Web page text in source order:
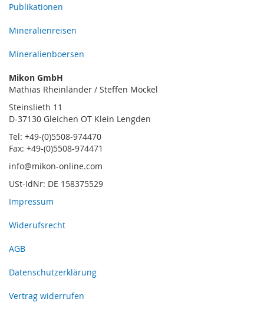
Publikationen
Mineralienreisen
Mineralienboersen
Mikon GmbH
Mathias Rheinländer / Steffen Möckel
Steinslieth 11
D-37130 Gleichen OT Klein Lengden
Tel: +49-(0)5508-974470
Fax: +49-(0)5508-974471
info@mikon-online.com
USt-IdNr: DE 158375529
Impressum
Widerufsrecht
AGB
Datenschutzerklärung
Vertrag widerrufen